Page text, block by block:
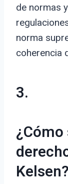
de normas
norma
coherencia
3.
Kelsen?